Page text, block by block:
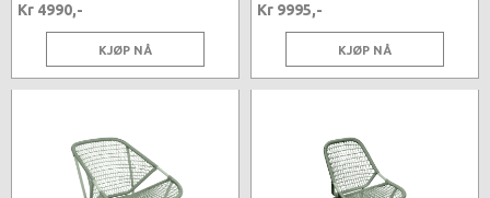
Kr 4990,-
KJØP NÅ
Kr 9995,-
KJØP NÅ